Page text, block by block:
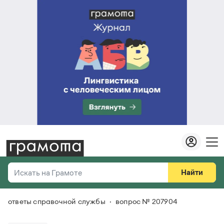
Искать на Грамоте
Справочная служба
Найти
Везде
ответы справочной службы вопрос № 207904